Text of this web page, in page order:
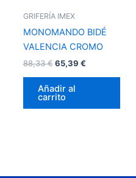
GRIFERÍA IMEX
MONOMANDO BIDÉ
VALENCIA CROMO
88,33€ 65,39 €
Añadir al
carrito